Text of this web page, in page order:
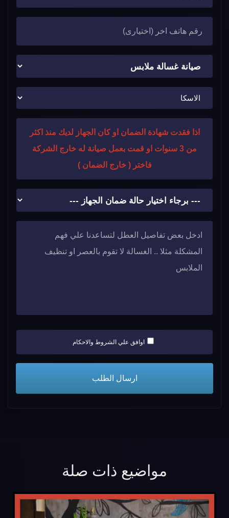
اذا فقدت شهادة الضمان او كان الجهاز لديك منذ اكثر
من 3 سنوات او قمت بعمل صيانة له خارج الشركة
فاختر ( خارج الضمان )
اوافق علي الشروط والاحكام
مواضيع ذات صلة